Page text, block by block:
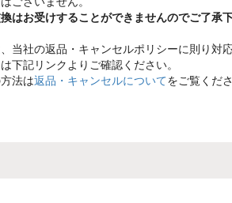
はお受けすることができませんのでご了承
当社の返品・キャンセルポリシーに則り対
下記リンクよりご確認ください。
法は返品・キャンセルについてをご覧くだ